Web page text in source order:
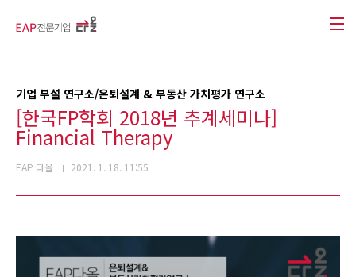
기업 부설 연구소/은퇴설계 & 부동산 가치평가 연구소
[한국FP학회 2018년 추계세미나]
Financial Therapy
EAP 다올 2021. 1. 18. 11:55